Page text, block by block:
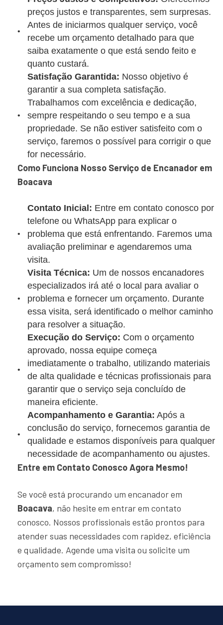
preços justos e transparentes, sem surpresas.
Antes de iniciarmos qualquer serviço, você
recebe um orçamento detalhado para que
saiba exatamente o que está sendo feito e
quanto custará.
Satisfação Garantida: Nosso objetivo é
garantir a sua completa satisfação.
Trabalhamos com excelência e dedicação,
sempre respeitando o seu tempo e a sua
propriedade. Se não estiver satisfeito com o
serviço, faremos o possível para corrigir o que
for necessário.
Como Funciona Nosso Serviço de Encanador em
Boacava
Contato Inicial: Entre em contato conosco por
telefone ou WhatsApp para explicar o
problema que está enfrentando. Faremos uma
avaliação preliminar e agendaremos uma
visita.
Visita Técnica: Um de nossos encanadores
especializados irá até o local para avaliar o
problema e fornecer um orçamento. Durante
essa visita, será identificado o melhor caminho
para resolver a situação.
Execução do Serviço: Com o orçamento
aprovado, nossa equipe começa
imediatamente o trabalho, utilizando materiais
de alta qualidade e técnicas profissionais para
garantir que o serviço seja concluído de
maneira eficiente.
Acompanhamento e Garantia: Após a
conclusão do serviço, fornecemos garantia de
qualidade e estamos disponíveis para qualquer
necessidade de acompanhamento ou ajustes.
Entre em Contato Conosco Agora Mesmo!
Se você está procurando um encanador em
Boacava, não hesite em entrar em contato
conosco. Nossos profissionais estão prontos para
atender suas necessidades com rapidez, eficiência
e qualidade. Agende uma visita ou solicite um
orçamento sem compromisso!